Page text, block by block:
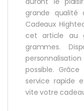
grande
Cadeaux
cet article au
grammes.
possible.
service rapide
vite votre